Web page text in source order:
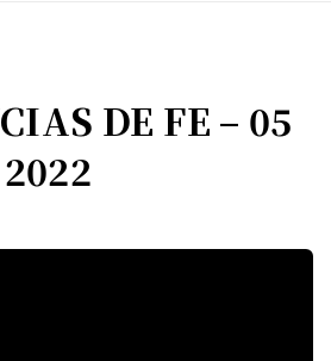
DE FE – 05